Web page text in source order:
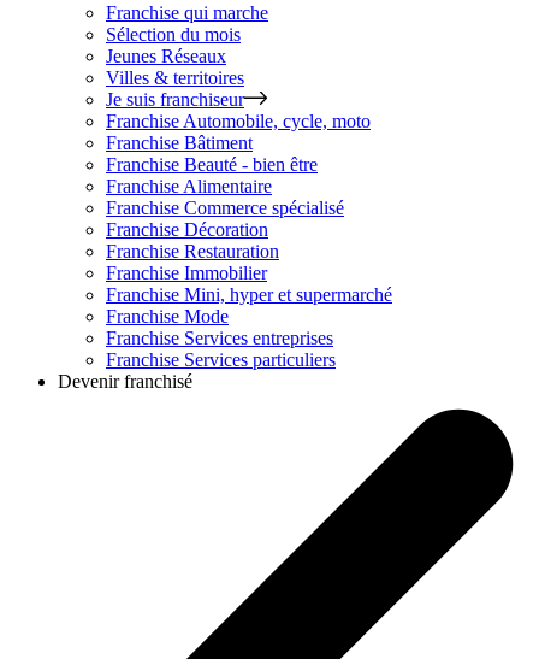
Franchise qui marche
Sélection du mois
Jeunes Réseaux
Villes & territoires
Je suis franchiseur
Franchise Automobile, cycle, moto
Franchise Bâtiment
Franchise Beauté - bien être
Franchise Alimentaire
Franchise Commerce spécialisé
Franchise Décoration
Franchise Restauration
Franchise Immobilier
Franchise Mini, hyper et supermarché
Franchise Mode
Franchise Services entreprises
Franchise Services particuliers
Devenir franchisé